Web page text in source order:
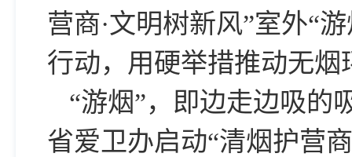
营商·文明树新风”室外“
行动，用硬举措推动无烟
“游烟”，即边走边吸的
省爱卫办启动“清烟护营